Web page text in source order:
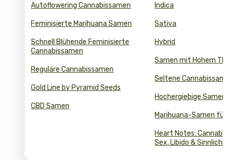
Autoflowering Cannabissamen
Feminisierte Marihuana Samen
Schnell Blühende Feminisierte
Cannabissamen
Reguläre Cannabissamen
Gold Line by Pyramid Seeds
CBD Samen
Indica
Sativa
Hybrid
Samen mit Hohem
Seltene
Hochergiebige Samen
Marihuana-Samen
Heart Notes:
Sex, Libido &